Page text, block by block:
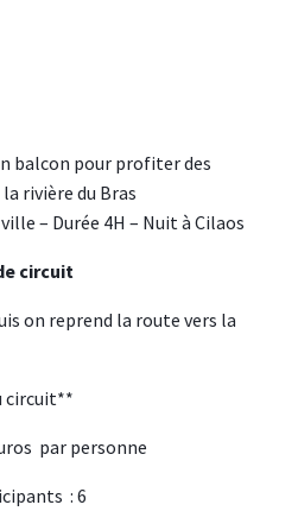
balcon pour profiter des
dans la rivière du Bras
– Durée 4H – Nuit à Cilaos
circuit
on reprend la route vers la
par personne
: 6